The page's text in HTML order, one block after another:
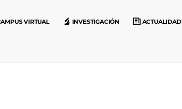
VIRTUAL INVESTIGACIÓN ACTUALIDAD